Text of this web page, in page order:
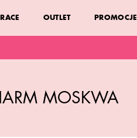
OUTLET PROMOCJE
MOSKWA